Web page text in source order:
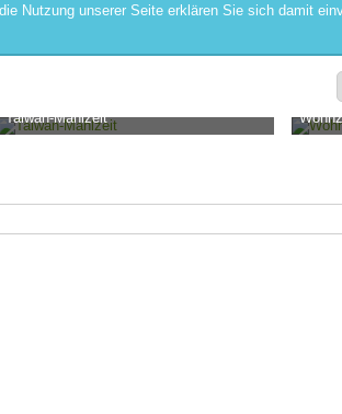
Nutzung unserer Seite erklären Sie sich damit
Taiwan-Mahlzeit
stepra-16. April 2018, 18:43
stepra